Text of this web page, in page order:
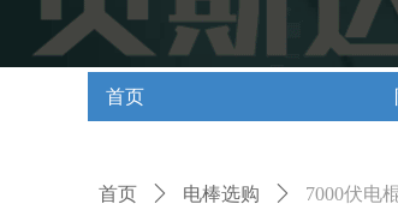
首页
首页 ꄲ 电棒选购 ꄲ 7000伏电